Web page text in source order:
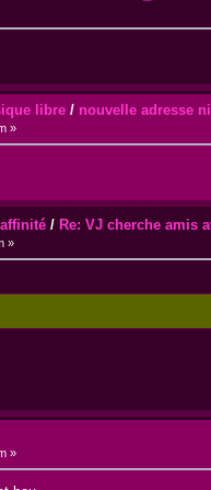
libre/ nouvelle adresse
»
/ Re: VJ cherche amis
»
»